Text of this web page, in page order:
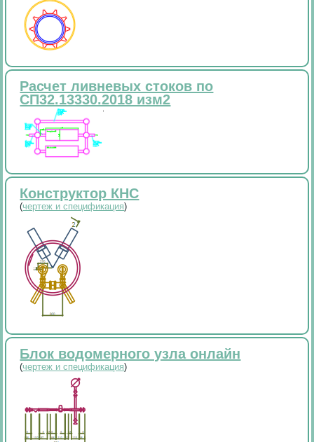
Расчет ливневых стоков по
СП32.13330.2018 изм2
Конструктор КНС
(чертеж и спецификация)
Блок водомерного узла онлайн
(чертеж и спецификация)